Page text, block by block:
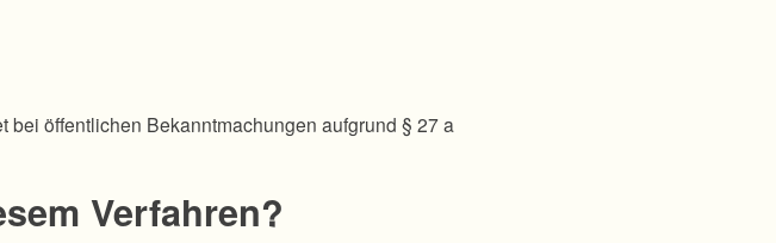
öffentlichen Bekanntmachungen aufgrund § 27 a
Verfahren?